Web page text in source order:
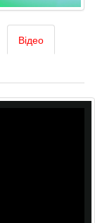
Відео